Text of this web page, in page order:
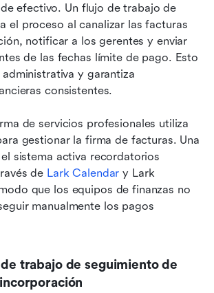
efectivo. Un flujo de trabajo de
el proceso al canalizar las facturas
notificar a los gerentes y enviar
de las fechas límite de pago. Esto
y garantiza
consistentes.
de servicios profesionales utiliza
gestionar la firma de facturas. Una
sistema activa recordatorios
de Lark Calendar y Lark
que los equipos de finanzas no
manualmente los pagos
de trabajo de seguimiento de